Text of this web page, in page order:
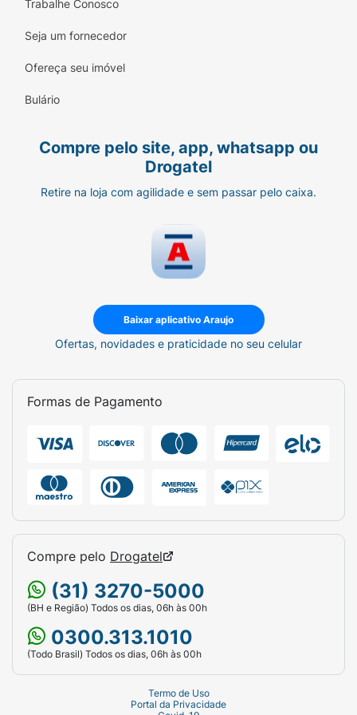
Trabalhe Conosco
Seja um fornecedor
Ofereça seu imóvel
Bulário
Compre pelo site, app, whatsapp ou
Drogatel
Retire na loja com agilidade e sem passar pelo caixa.
Baixar aplicativo Araujo
Ofertas, novidades e praticidade no seu celular
Formas de Pagamento
Compre pelo Drogatel
(31) 3270-5000
(BH e Região) Todos os dias, 06h às 00h
0300.313.1010
(Todo Brasil) Todos os dias, 06h às 00h
Termo de Uso
Portal da Privacidade